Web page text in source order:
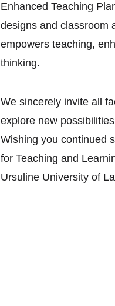
Enhanced Teaching
designs and classroom
empowers teaching,
thinking.
We sincerely invite all
explore new
Wishing you continued
for Teaching and
Ursuline University of